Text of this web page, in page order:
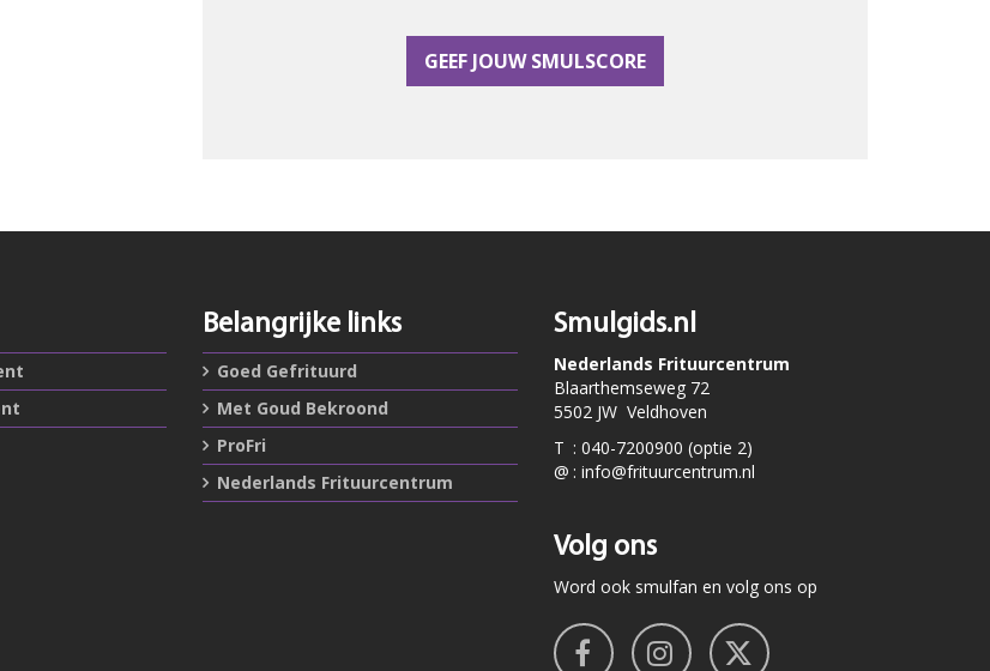
GEEF JOUW SMULSCORE
Belangrijke links
Goed Gefrituurd
Met Goud Bekroond
ProFri
Nederlands Frituurcentrum
Smulgids.nl
Nederlands Frituurcentrum
Blaarthemseweg 72
5502 JW Veldhoven
T : 040-7200900 (optie 2)
@ : info@frituurcentrum.nl
Volg ons
Word ook smulfan en volg ons op